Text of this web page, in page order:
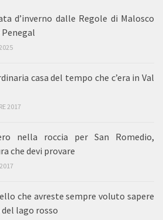
d’inverno dalle Regole di Malosco
casa del tempo che c’era in Val
2017
nella roccia per San Romedio,
che devi provare
che avreste sempre voluto sapere
lago rosso